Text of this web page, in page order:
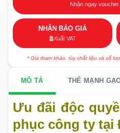
Nhận ngay
NHẬN BÁO GIÁ
Xuất VAT
* Giá tham khảo, tùy chất liệu và số
MÔ TẢ THẾ MẠNH
Ưu đãi độc
phục công ty tại